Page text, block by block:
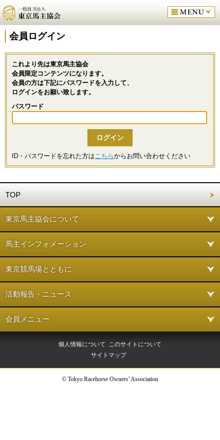
会員ログイン
これより先は東京馬主協会
会員限定コンテンツになります。
会員の方は下記にパスワードを入力して、
ログインをお願い致します。
パスワード
ID・パスワードを忘れた方はこちらからお問い合わせください
TOP
東京馬主協会について
馬主インフォメーション
東京競馬場とともに
活動報告・ニュース
会員メニュー
個人情報について このサイトについて
サイトマップ
© Tokyo Racehorse Owners’ Association